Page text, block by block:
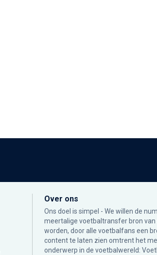
Over ons
Ons doel is simpel - We willen de
meertalige voetbaltransfer bron van
worden, door alle voetbalfans een
content te laten zien omtrent het
onderwerp in de voetbalwereld: